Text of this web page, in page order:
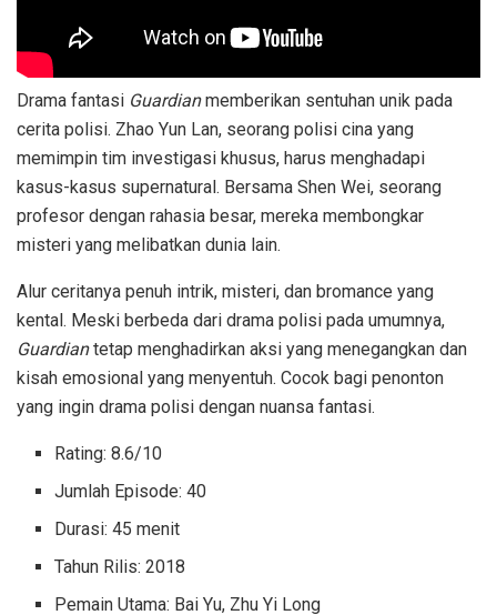
Drama fantasi Guardianmemberikan sentuhan unik pada
cerita polisi. Zhao Yun Lan, seorang polisi cina yang
memimpin tim investigasi khusus, harus menghadapi
kasus-kasus supernatural. Bersama Shen Wei, seorang
profesor dengan rahasia besar, mereka membongkar
misteri yang melibatkan dunia lain.
Alur ceritanya penuh intrik, misteri, dan bromance yang
kental. Meski berbeda dari drama polisi pada umumnya,
Guardiantetap menghadirkan aksi yang menegangkan dan
kisah emosional yang menyentuh. Cocok bagi penonton
yang ingin drama polisi dengan nuansa fantasi.
Rating: 8.6/10
Jumlah Episode: 40
Durasi: 45 menit
Tahun Rilis: 2018
Pemain Utama: Bai Yu, Zhu Yi Long